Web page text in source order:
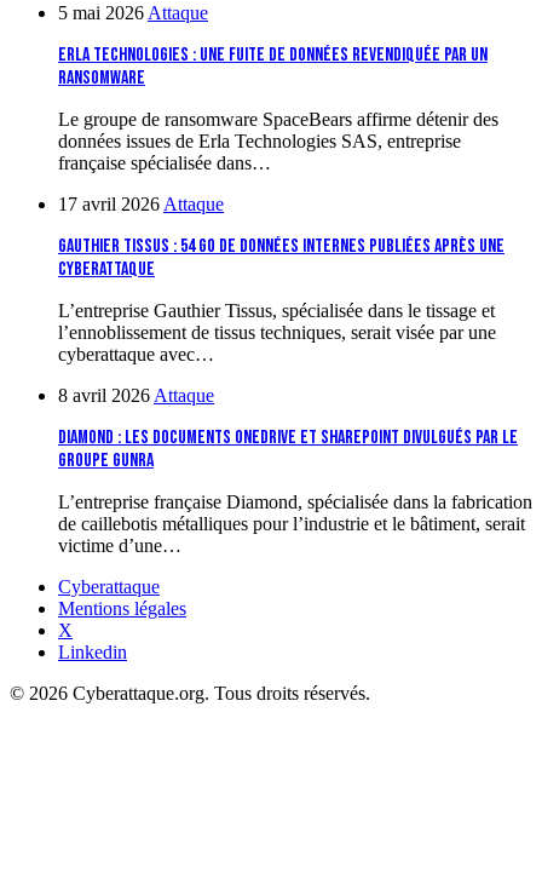
5 mai 2026 Attaque
Erla Technologies : une fuite de données revendiquée par un
ransomware
Le groupe de ransomware SpaceBears affirme détenir des
données issues de Erla Technologies SAS, entreprise
française spécialisée dans…
17 avril 2026 Attaque
Gauthier Tissus : 54 Go de données internes publiées après une
cyberattaque
L’entreprise Gauthier Tissus, spécialisée dans le tissage et
l’ennoblissement de tissus techniques, serait visée par une
cyberattaque avec…
8 avril 2026 Attaque
Diamond : les documents OneDrive et SharePoint divulgués par le
groupe Gunra
L’entreprise française Diamond, spécialisée dans la fabrication
de caillebotis métalliques pour l’industrie et le bâtiment, serait
victime d’une…
Cyberattaque
Mentions légales
X
Linkedin
© 2026 Cyberattaque.org. Tous droits réservés.